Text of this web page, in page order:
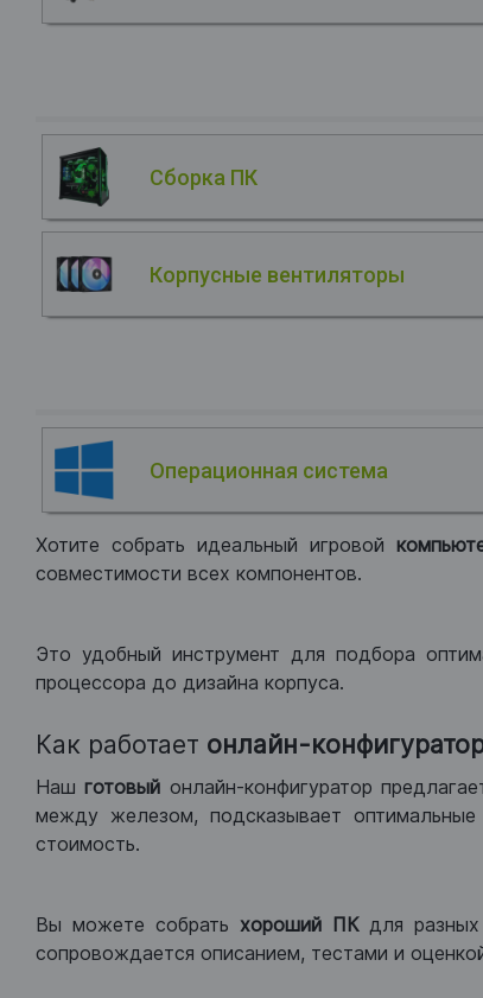
Сборка ПК
Корпусные вентиляторы
Операционная система
Хотите собрать идеальный игровой
совместимости всех компонентов.
Это удобный инструмент для подбора
процессора до дизайна корпуса.
Как работает онлайн-
Нашготовый онлайн-конфигуратор
между железом, подсказывает
стоимость.
Вы можете собрать хороший ПКдля
сопровождается описанием, тестами и